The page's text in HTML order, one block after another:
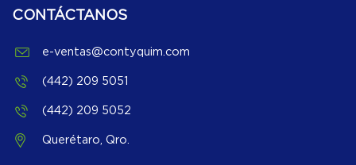
CONTÁCTANOS
e-ventas@contyquim.com
(442) 209 5051
(442) 209 5052
Querétaro, Qro.